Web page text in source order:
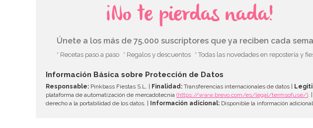
¡No te pierdas nada!
Únete a los más de 75.000 suscriptores que ya reciben cada
* Recetas paso a paso * Regalos y descuentos * Todas las novedades en repostería y
Información Básica sobre Protección de Datos
Responsable: Pinkbass Fiestas S.L. | Finalidad: Transferencias internacionales de datos |
plataforma de automatización de mercadotecnia (https://www.brevo.com/es/legal/termsofuse/) . |
derecho a la portabilidad de los datos. | Información adicional: Disponible la información